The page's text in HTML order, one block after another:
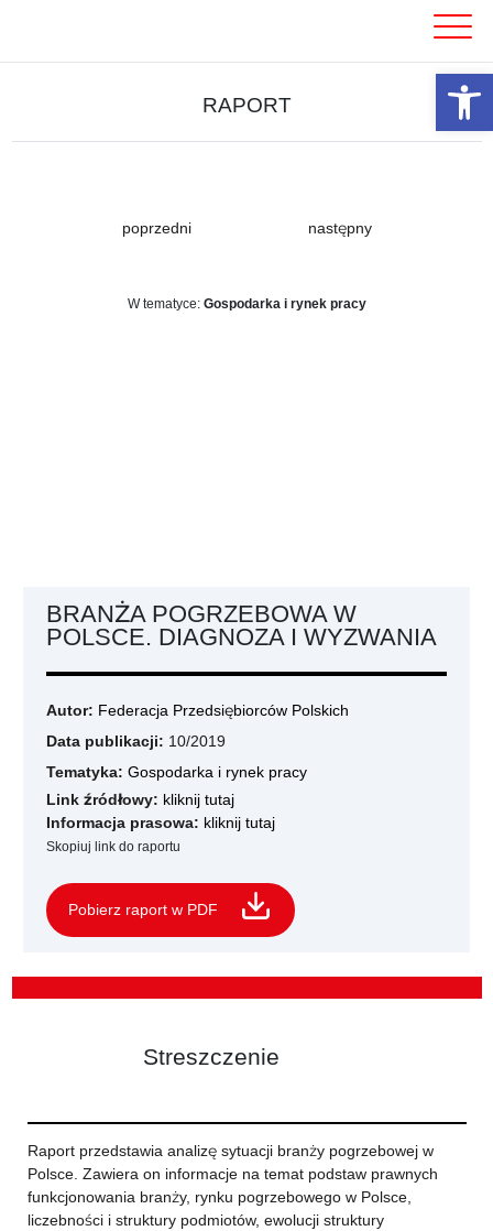
RAPORT
poprzedni następny
W tematyce: Gospodarka i rynek pracy
BRANŻA POGRZEBOWA W
POLSCE. DIAGNOZA I WYZWANIA
Autor: Federacja Przedsiębiorców Polskich
Data publikacji: 10/2019
Tematyka: Gospodarka i rynek pracy
Link źródłowy: kliknij tutaj
Informacja prasowa: kliknij tutaj
Skopiuj link do raportu
Pobierz raport w PDF
Streszczenie
Raport przedstawia analizę sytuacji branży pogrzebowej w
Polsce. Zawiera on informacje na temat podstaw prawnych
funkcjonowania branży, rynku pogrzebowego w Polsce,
liczebności i struktury podmiotów, ewolucji struktury